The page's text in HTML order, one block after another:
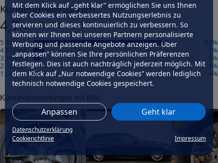
Mit dem Klick auf „geht klar” ermöglichen Sie uns Ihnen
über Cookies ein verbessertes Nutzungserlebnis zu
servieren und dieses kontinuierlich zu verbessern. So
können wir Ihnen bei unseren Partnern personalisierte
Werbung und passende Angebote anzeigen. Über
„anpassen” können Sie Ihre persönlichen Präferenzen
festlegen. Dies ist auch nachträglich jederzeit möglich. Mit
dem Klick auf „Nur notwendige Cookies” werden lediglich
technisch notwendige Cookies gespeichert.
Anpassen Geht klar
Datenschutzerklärung
Cookierichtlinie
Impressum
Präzisionsgrad
mittel
Felgengutachten
Eintragungsfrei
-
Freigabe
-
Gutachten Link
Fahrzeug wählen und Felgengutachten erhalten
Dimension
Breite (in Zoll)
7,5
Kundenbewertungen
4,7/5 (84
5 Sterne
83%
4 Sterne
7%
3 Sterne
5%
2 Sterne
1 %
1 Stern
4%
Kundenbewertungen mit Bild